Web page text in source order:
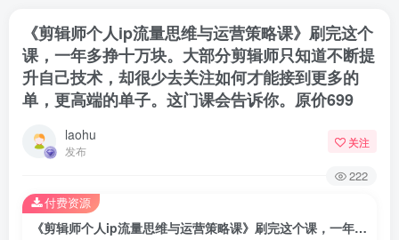
《剪辑师个人ip流量思维与运营策略课》刷完这个
课，一年多挣十万块。大部分剪辑师只知道不断提
升自己技术，却很少去关注如何才能接到更多的
单，更高端的单子。这门课会告诉你。原价699
laohu
发布
关注
222
《剪辑师个人ip流量思维与运营策略课》刷完这个课，一年多挣十万块。大部分剪辑师只知道不断提升自己技术，却很少去关注如何才能接到更多的单，更高端的单子。这门课会告诉你。原价699
付费资源